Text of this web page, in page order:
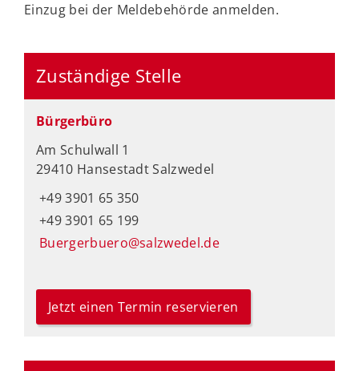
Einzug bei der Meldebehörde anmelden.
Zuständige Stelle
Bürgerbüro
Am Schulwall 1
29410 Hansestadt Salzwedel
+49 3901 65 350
+49 3901 65 199
Buergerbuero@salzwedel.de
Jetzt einen Termin reservieren